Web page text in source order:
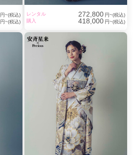
円~(税込)
円~(税込)
レンタル 272,800 円~(税込)
購入
418,000 円~(税込)